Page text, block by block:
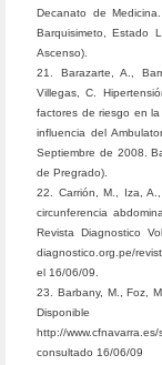
Decanato de Medicina.
Barquisimeto, Estado
Ascenso).
21. Barazarte, A.,
Villegas, C.
factores de riesgo en
influencia del
Septiembre de 2008.
de Pregrado).
22. Carrión, M., Iza,
circunferencia
Revista Diagnostico
diagnostico.org.pe/
el 16/06/09.
23. Barbany, M., Foz,
http://
consultado 16/06/09